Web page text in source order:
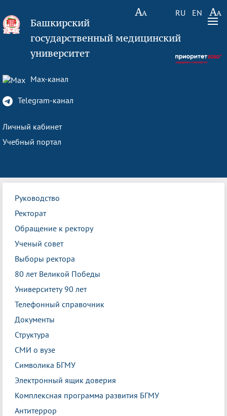
RU EN
Башкирский
государственный медицинский
университет
Max-канал
Telegram-канал
Личный кабинет
Учебный портал
Руководство
Ректорат
Обращение к ректору
Ученый совет
Выборы ректора
80 лет Великой Победы
Университету 90 лет
Телефонный справочник
Документы
Структура
СМИ о вузе
Символика БГМУ
Электронный ящик доверия
Комплексная программа развития БГМУ
Антитеррор